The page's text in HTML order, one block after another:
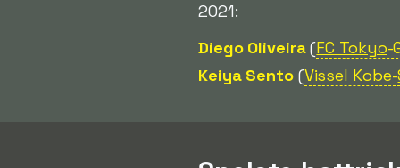
2021:
Diego Oliveira(FC Tokyo-
Keiya Sento(Vissel Kobe-